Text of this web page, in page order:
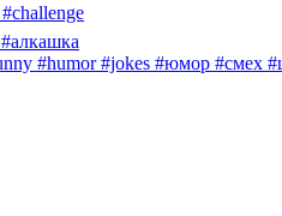
#humor #jokes #юмор #смех